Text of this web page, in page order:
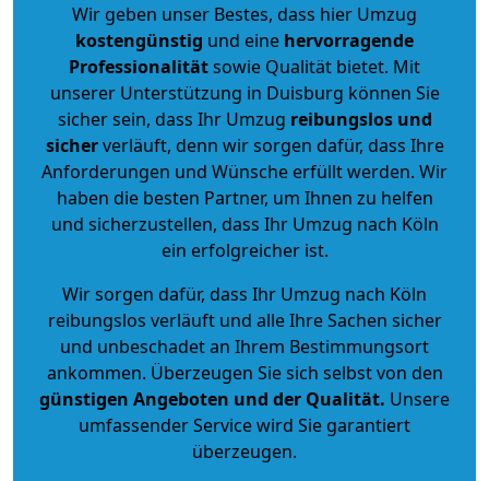
Wir geben unser Bestes, dass hier Umzug
kostengünstig und eine hervorragende
Professionalitätsowie Qualität bietet. Mit
unserer Unterstützung in Duisburg können Sie
sicher sein, dass Ihr Umzug reibungslos und
sicherverläuft, denn wir sorgen dafür, dass Ihre
Anforderungen und Wünsche erfüllt werden. Wir
haben die besten Partner, um Ihnen zu helfen
und sicherzustellen, dass Ihr Umzug nach Köln
ein erfolgreicher ist.
Wir sorgen dafür, dass Ihr Umzug nach Köln
reibungslos verläuft und alle Ihre Sachen sicher
und unbeschadet an Ihrem Bestimmungsort
ankommen. Überzeugen Sie sich selbst von den
günstigen Angeboten und der Qualität. Unsere
umfassender Service wird Sie garantiert
überzeugen.